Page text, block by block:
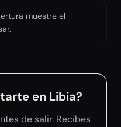
muestre el
en Libia?
de salir. Recibes